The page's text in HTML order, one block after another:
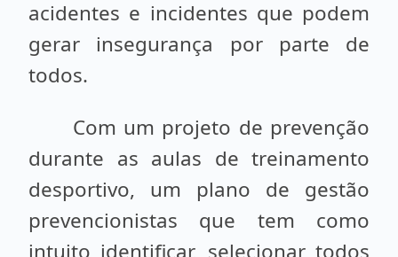
acidentes e incidentes que podem
gerar insegurança por parte de
todos.
Com um projeto de prevenção
durante as aulas de treinamento
desportivo, um plano de gestão
prevencionistas que tem como
intuito identificar, selecionar todos